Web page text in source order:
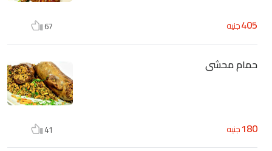
405جنيه 67
حمام محشى
180جنيه 41